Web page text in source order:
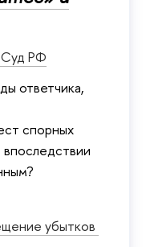
РФ
ответчика,
спорных
убытков